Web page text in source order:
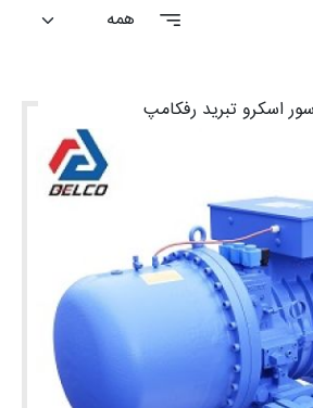
اسکرو تبرید رفکامپ